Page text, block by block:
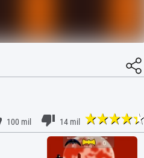
100 mil 14 mil